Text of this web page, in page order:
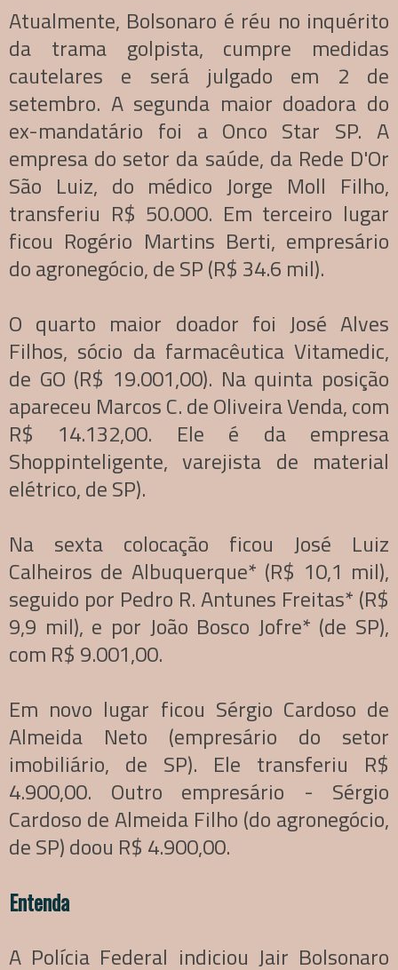
Atualmente, Bolsonaro é réu no inquérito
da trama golpista, cumpre medidas
cautelares e será julgado em 2 de
setembro. A segunda maior doadora do
ex-mandatário foi a Onco Star SP. A
empresa do setor da saúde, da Rede D'Or
São Luiz, do médico Jorge Moll Filho,
transferiu R$ 50.000. Em terceiro lugar
ficou Rogério Martins Berti, empresário
do agronegócio, de SP (R$ 34.6 mil).
O quarto maior doador foi José Alves
Filhos, sócio da farmacêutica Vitamedic,
de GO (R$ 19.001,00). Na quinta posição
apareceu Marcos C. de Oliveira Venda, com
R$ 14.132,00. Ele é da empresa
Shoppinteligente, varejista de material
elétrico, de SP).
Na sexta colocação ficou José Luiz
Calheiros de Albuquerque* (R$ 10,1 mil),
seguido por Pedro R. Antunes Freitas* (R$
9,9 mil), e por João Bosco Jofre* (de SP),
com R$ 9.001,00.
Em novo lugar ficou Sérgio Cardoso de
Almeida Neto (empresário do setor
imobiliário, de SP). Ele transferiu R$
4.900,00. Outro empresário - Sérgio
Cardoso de Almeida Filho (do agronegócio,
de SP) doou R$ 4.900,00.
Entenda
A Polícia Federal indiciou Jair Bolsonaro